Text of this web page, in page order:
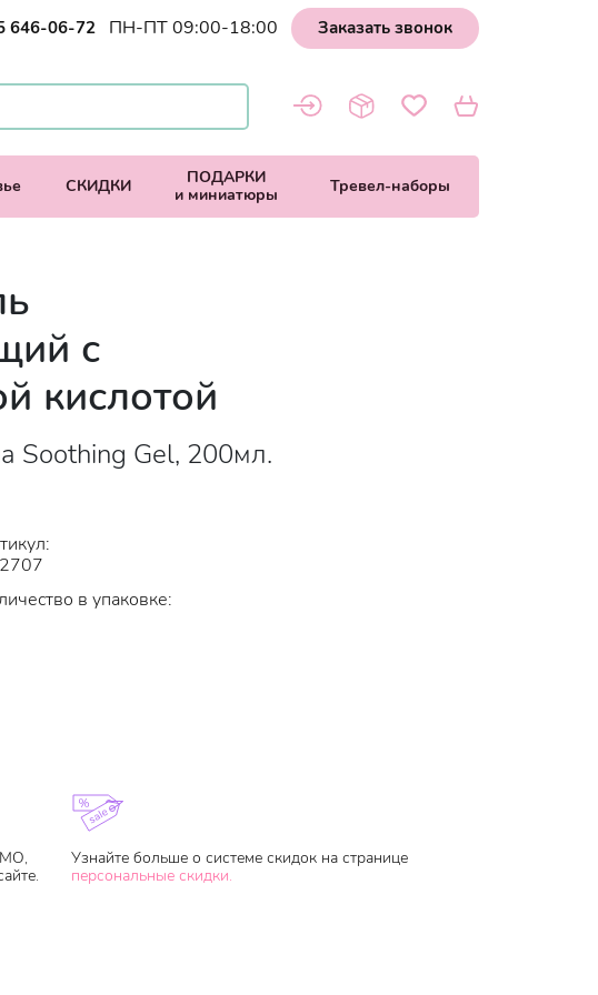
646-06-72 ПН-ПТ 09:00-18:00 Заказать звонок
СКИДКИ
ПОДАРКИ
и миниатюры
Тревел-наборы
с
кислотой
Soothing Gel, 200мл.
в упаковке:
МО,
Узнайте больше о системе скидок на странице
персональные скидки.